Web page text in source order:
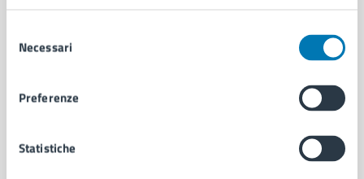
delNecessari
Preferenze
Statistiche
Politici
Documenti e dati
Intranet, posta aziendale e protocollo